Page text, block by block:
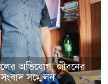
অভিযোগ, জীবনের
সংবাদ সম্মেলন